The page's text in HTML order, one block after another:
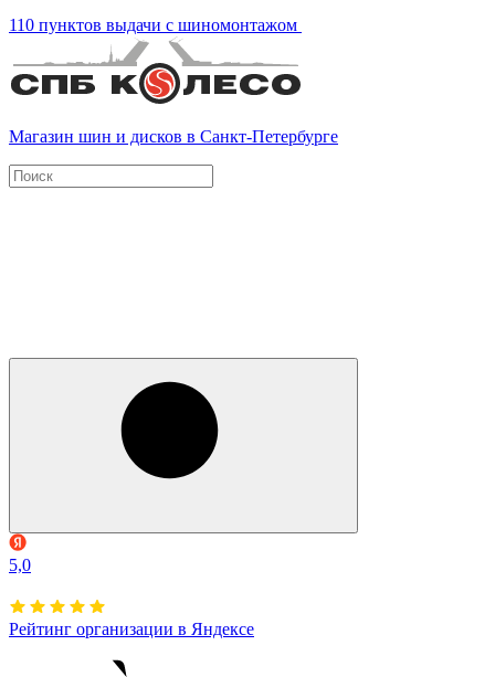
110 пунктов выдачи с шиномонтажом
Магазин шин и дисков в Санкт-Петербурге
5,0
Рейтинг организации в Яндексе